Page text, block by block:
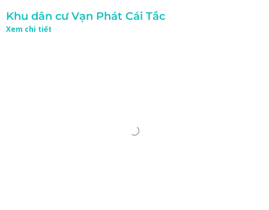
Khu dân cư Vạn Phát Cái Tắc
Xem chi tiết